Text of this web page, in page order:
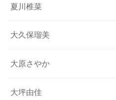
夏川椎菜
大久保瑠美
大原さやか
大坪由佳